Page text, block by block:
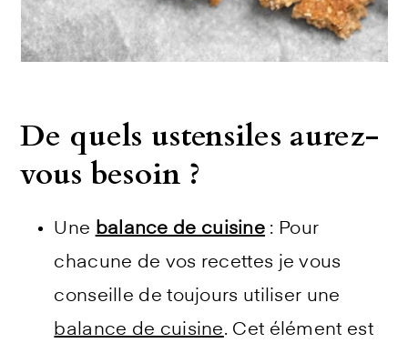
De quels ustensiles aurez-
vous besoin ?
Une balance de cuisine : Pour
chacune de vos recettes je vous
conseille de toujours utiliser une
balance de cuisine. Cet élément est